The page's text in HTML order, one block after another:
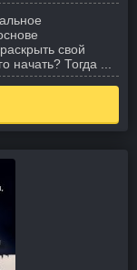
свой
начать? Тогда ...